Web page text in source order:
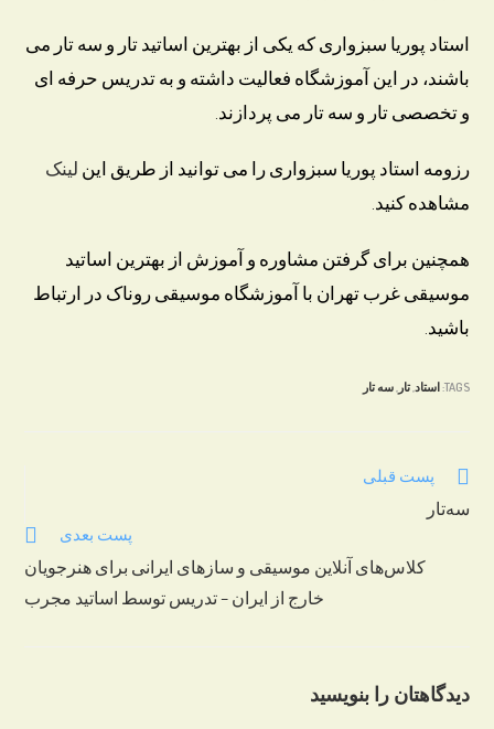
استاد پوریا سبزواری که یکی از بهترین اساتید تار و سه تار می
باشند، در این آموزشگاه فعالیت داشته و به تدریس حرفه ای
و تخصصی تار و سه تار می پردازند.
رزومه استاد پوریا سبزواری را می توانید از طریق این لینک
مشاهده کنید.
همچنین برای گرفتن مشاوره و آموزش از بهترین اساتید
موسیقی غرب تهران با آموزشگاه موسیقی روناک در ارتباط
باشید.
TAGS: استاد تار سه تار
Read
articles
پست قبلی
سه‌تار
پست بعدی
کلاس‌های آنلاین موسیقی و سازهای ایرانی برای هنرجویان
خارج از ایران – تدریس توسط اساتید مجرب
دیدگاهتان را بنویسید